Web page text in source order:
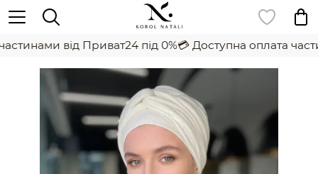
від Приват24 під 0%💳 Доступна оплата